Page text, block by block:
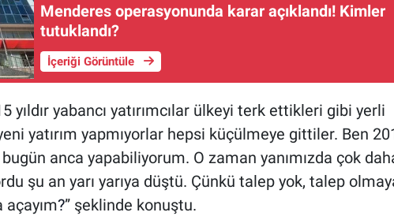
Menderes operasyonunda karar açıklandı! Kimler
tutuklandı?
İçeriği Görüntüle
yıldır yabancı yatırımcılar ülkeyi terk ettikleri gibi yerli
yatırım yapmıyorlar hepsi küçülmeye gittiler. Ben
bugün anca yapabiliyorum. O zaman yanımızda çok
şu an yarı yarıya düştü. Çünkü talep yok, talep
?” şeklinde konuştu.